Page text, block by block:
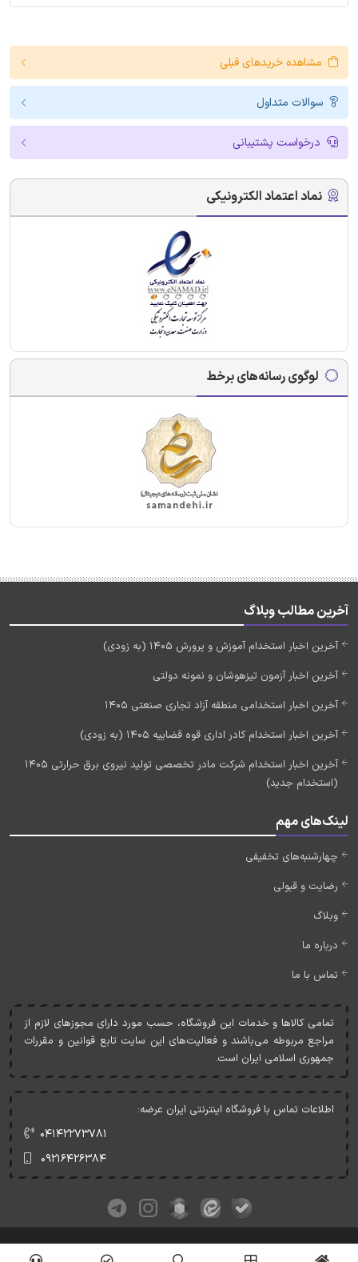
مشاهده خریدهای قبلی
سوالات متداول
درخواست پشتیبانی
نماد اعتماد الکترونیکی
لوگوی رسانه‌های برخط
آخرین مطالب وبلاگ
آخرین اخبار استخدام آموزش و پرورش 1405 (به زودی)
آخرین اخبار آزمون تیزهوشان و نمونه دولتی
آخرین اخبار استخدامی منطقه آزاد تجاری صنعتی 1405
آخرین اخبار استخدام کادر اداری قوه قضاییه 1405 (به زودی)
آخرین اخبار استخدام شرکت مادر تخصصی تولید نیروی برق حرارتی 1405
(استخدام جدید)
لینک‌های مهم
چهارشنبه‌های تخفیفی
رضایت و قبولی
وبلاگ
درباره ما
تماس با ما
تمامی کالاها و خدمات اين فروشگاه، حسب مورد دارای مجوزهای لازم از
مراجع مربوطه می‌باشند و فعاليت‌های اين سايت تابع قوانين و مقررات
جمهوری اسلامی ايران است.
اطلاعات تماس با فروشگاه اینترنتی ایران عرضه:
۰۴۱۴۲۲۷۳۷۸۱
۰۹۲۱۶۴۲۶۳۸۴
کلیه حقوق این وبسایت متعلق به ایران عرضه می‌باشد.